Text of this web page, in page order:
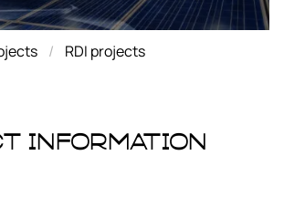
RDI projects
Information